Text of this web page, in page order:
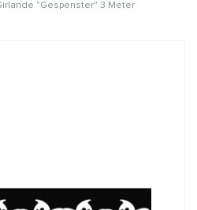
"Gespenster" 3 Meter